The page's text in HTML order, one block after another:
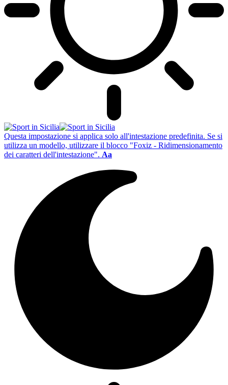
Questa impostazione si applica solo all'intestazione predefinita. Se si
utilizza un modello, utilizzare il blocco "Foxiz - Ridimensionamento
dei caratteri dell'intestazione". Aa